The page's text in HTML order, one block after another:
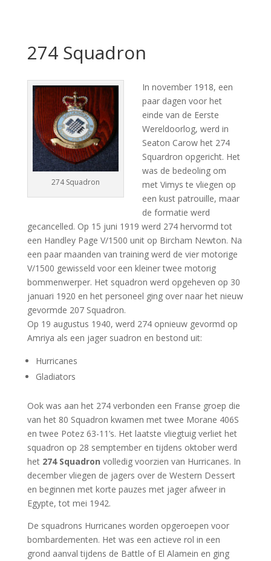
274 Squadron
274Squadron
In november 1918, een
paar dagen voor het
einde van de Eerste
Wereldoorlog, werd in
Seaton Carow het 274
Squardron opgericht. Het
was de bedeoling om
met Vimys te vliegen op
een kust patrouille, maar
de formatie werd
gecancelled. Op 15 juni 1919 werd 274 hervormd tot
een Handley Page V/1500 unit op Bircham Newton. Na
een paar maanden van training werd de vier motorige
V/1500 gewisseld voor een kleiner twee motorig
bommenwerper. Het squadron werd opgeheven op 30
januari 1920 en het personeel ging over naar het nieuw
gevormde 207 Squadron.
Op 19 augustus 1940, werd 274 opnieuw gevormd op
Amriya als een jager suadron en bestond uit:
Hurricanes
Gladiators
Ook was aan het 274 verbonden een Franse groep die
van het 80 Squadron kwamen met twee Morane 406S
en twee Potez 63-11’s. Het laatste vliegtuig verliet het
squadron op 28 semptember en tijdens oktober werd
het 274 Squadron volledig voorzien van Hurricanes. In
december vliegen de jagers over de Western Dessert
en beginnen met korte pauzes met jager afweerin
Egypte, tot mei 1942.
De squadrons Hurricanes worden opgeroepen voor
bombardementen. Het was een actieve rol in een
grond aanval tijdens de Battle of El Alamein en ging